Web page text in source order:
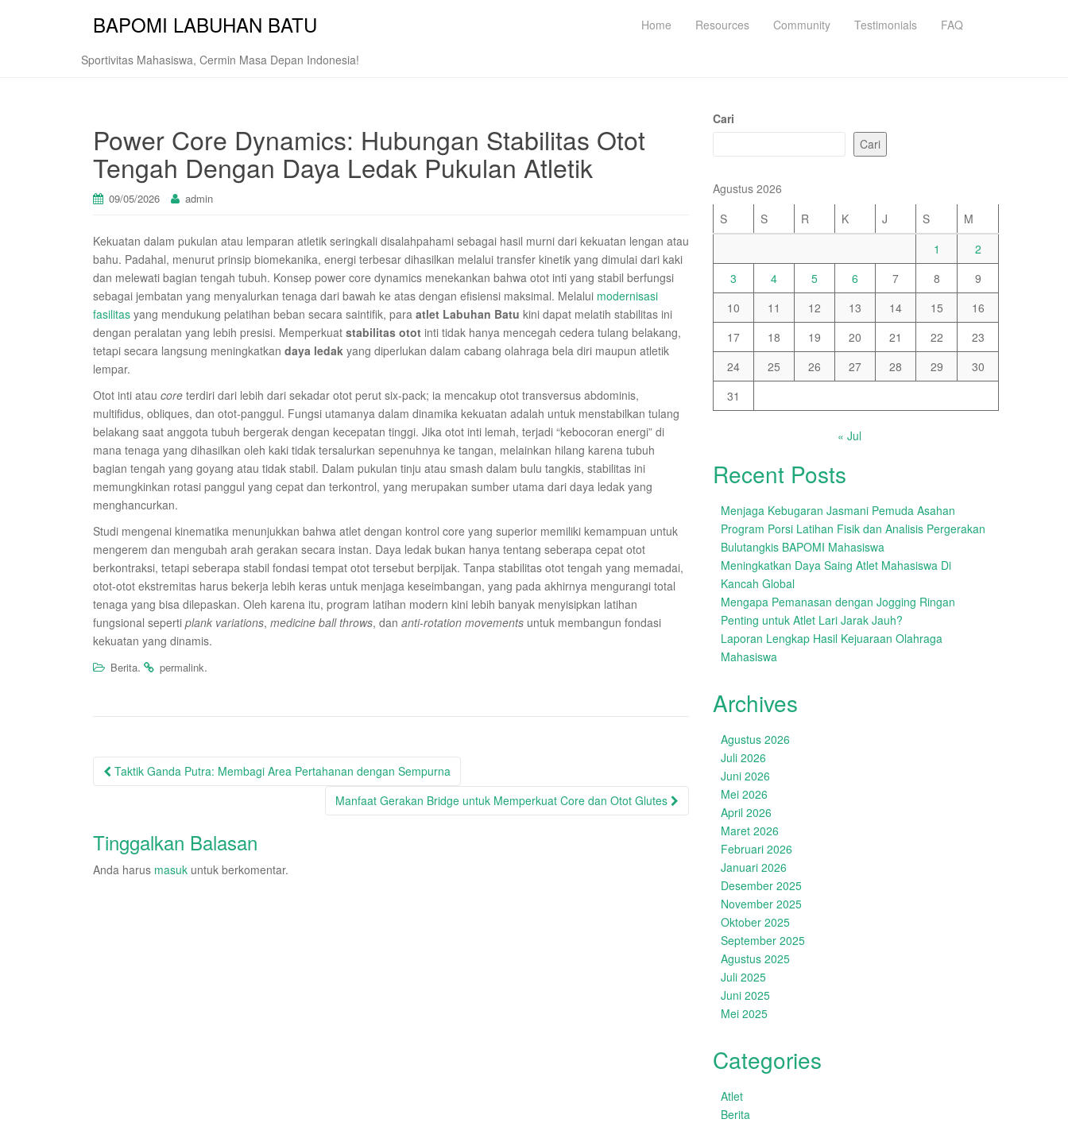
BAPOMI LABUHAN BATU
Sportivitas Mahasiswa, Cermin Masa Depan Indonesia!
Home Resources Community Testimonials FAQ
Power Core Dynamics: Hubungan Stabilitas Otot
Tengah Dengan Daya Ledak Pukulan Atletik
09/05/2026 admin
Kekuatan dalam pukulan atau lemparan atletik seringkali disalahpahami sebagai hasil murni dari kekuatan lengan atau
bahu. Padahal, menurut prinsip biomekanika, energi terbesar dihasilkan melalui transfer kinetik yang dimulai dari kaki
dan melewati bagian tengah tubuh. Konsep power core dynamics menekankan bahwa otot inti yang stabil berfungsi
sebagai jembatan yang menyalurkan tenaga dari bawah ke atas dengan efisiensi maksimal. Melalui modernisasi
fasilitas yang mendukung pelatihan beban secara saintifik, para atlet Labuhan Batu kini dapat melatih stabilitas ini
dengan peralatan yang lebih presisi. Memperkuat stabilitas otot inti tidak hanya mencegah cedera tulang belakang,
tetapi secara langsung meningkatkan daya ledak yang diperlukan dalam cabang olahraga bela diri maupun atletik
lempar.
Otot inti atau core terdiri dari lebih dari sekadar otot perut six-pack; ia mencakup otot transversus abdominis,
multifidus, obliques, dan otot-panggul. Fungsi utamanya dalam dinamika kekuatan adalah untuk menstabilkan tulang
belakang saat anggota tubuh bergerak dengan kecepatan tinggi. Jika otot inti lemah, terjadi “kebocoran energi” di
mana tenaga yang dihasilkan oleh kaki tidak tersalurkan sepenuhnya ke tangan, melainkan hilang karena tubuh
bagian tengah yang goyang atau tidak stabil. Dalam pukulan tinju atau smash dalam bulu tangkis, stabilitas ini
memungkinkan rotasi panggul yang cepat dan terkontrol, yang merupakan sumber utama dari daya ledak yang
menghancurkan.
Studi mengenai kinematika menunjukkan bahwa atlet dengan kontrol core yang superior memiliki kemampuan untuk
mengerem dan mengubah arah gerakan secara instan. Daya ledak bukan hanya tentang seberapa cepat otot
berkontraksi, tetapi seberapa stabil fondasi tempat otot tersebut berpijak. Tanpa stabilitas otot tengah yang memadai,
otot-otot ekstremitas harus bekerja lebih keras untuk menjaga keseimbangan, yang pada akhirnya mengurangi total
tenaga yang bisa dilepaskan. Oleh karena itu, program latihan modern kini lebih banyak menyisipkan latihan
fungsional seperti plank variations, medicine ball throws, dan anti-rotation movements untuk membangun fondasi
kekuatan yang dinamis.
Berita. permalink.
Post
Taktik Ganda Putra: Membagi Area Pertahanan dengan Sempurna
Manfaat Gerakan Bridge untuk Memperkuat Core dan Otot Glutes
Tinggalkan Balasan
Anda harus masuk untuk berkomentar.
Cari
Cari
Agustus 2026
S
S R K J S
M
1
2
3
4 5 6 7 8
9
10
11 12 13 14 15
16
17
18 19 20 21 22
23
24
25 26 27 28 29
30
31
« Jul
Recent Posts
Menjaga Kebugaran Jasmani Pemuda Asahan
Program Porsi Latihan Fisik dan Analisis Pergerakan
Bulutangkis BAPOMI Mahasiswa
Meningkatkan Daya Saing Atlet Mahasiswa Di
Kancah Global
Mengapa Pemanasan dengan Jogging Ringan
Penting untuk Atlet Lari Jarak Jauh?
Laporan Lengkap Hasil Kejuaraan Olahraga
Mahasiswa
Archives
Agustus 2026
Juli 2026
Juni 2026
Mei 2026
April 2026
Maret 2026
Februari 2026
Januari 2026
Desember 2025
November 2025
Oktober 2025
September 2025
Agustus 2025
Juli 2025
Juni 2025
Mei 2025
Categories
Atlet
Berita